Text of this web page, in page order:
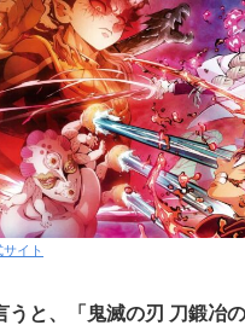
イト
うと、「鬼滅の刃 刀鍛冶